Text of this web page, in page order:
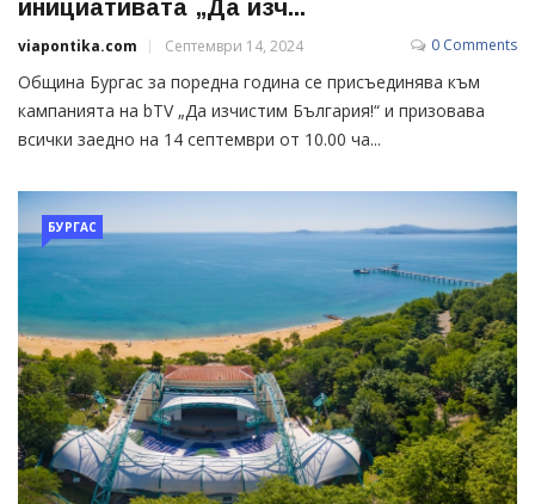
инициативата „Да изч...
viapontika.com Септември 14, 2024 0 Comments
Община Бургас за поредна година се присъединява към
кампанията на bTV „Да изчистим България!“ и призовава
всички заедно на 14 септември от 10.00 ча...
БУРГАС